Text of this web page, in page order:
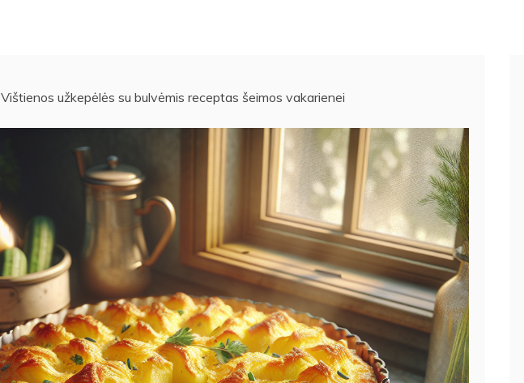
Vištienos užkepėlės su bulvėmis receptas šeimos vakarienei